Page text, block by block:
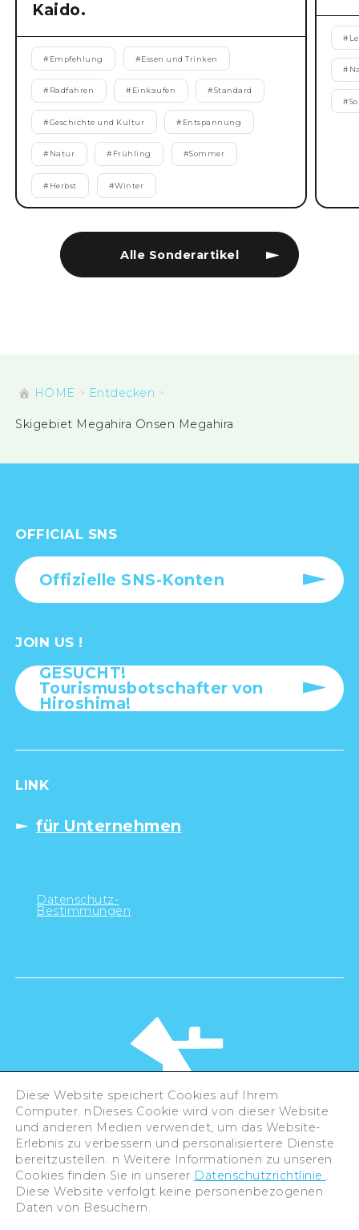
Alle Sonderartikel
Kaido.
# Empfehlung #Essen und Trinken
# Radfahren # Einkaufen #Standard
#Geschichte und Kultur # Entspannung
# Natur # Frühling #Sommer
# Herbst #Winter
#
#
#
HOME Entdecken
Skigebiet Megahira Onsen Megahira
OFFICIAL SNS
Offizielle SNS-Konten
JOIN US !
GESUCHT!
Tourismusbotschafter von
Hiroshima!
LINK
für Unternehmen
Datenschutz-
Bestimmungen
©Hiroshima Tourism Association /
Hiroshima Prefecture / Hiroshima City .
All rights reserved
Diese Website speichert Cookies auf Ihrem
Computer. nDieses Cookie wird von dieser Website
und anderen Medien verwendet, um das Website-
Erlebnis zu verbessern und personalisiertere Dienste
bereitzustellen. n Weitere Informationen zu unseren
Cookies finden Sie in unserer Datenschutzrichtlinie .
Diese Website verfolgt keine personenbezogenen
Daten von Besuchern.